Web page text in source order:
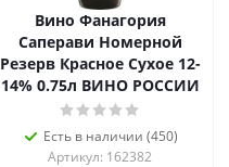
Вино Фанагория
Саперави Номерной
Резерв Красное Сухое 12-
14% 0.75л ВИНО РОССИИ
Есть в наличии (450)
Артикул: 162382